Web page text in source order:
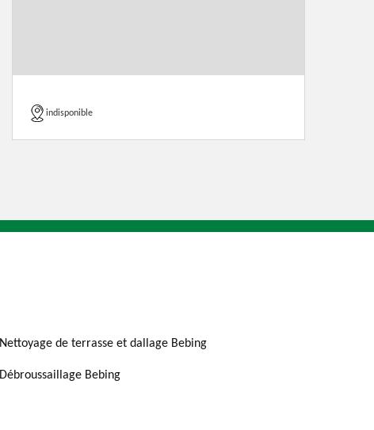
indisponible
Nettoyage de terrasse et dallage Bebing
Débroussaillage Bebing